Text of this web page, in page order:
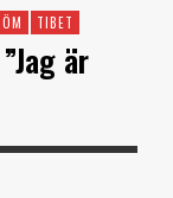
TIBET
är